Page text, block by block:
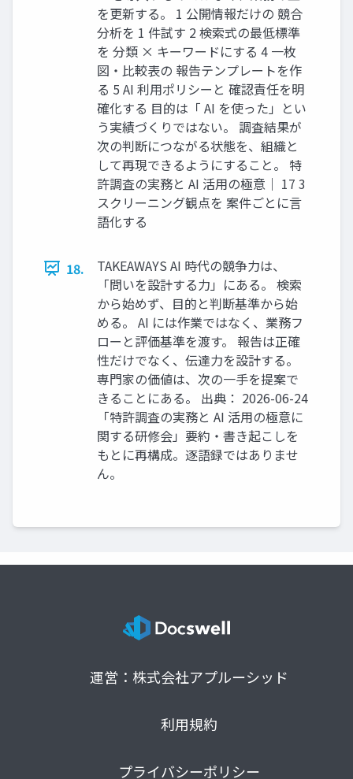
を更新する。 1 公開情報だけの 競合
分析を 1 件試す 2 検索式の最低標準
を 分類 × キーワードにする 4 一枚
図・比較表の 報告テンプレートを作
る 5 AI 利用ポリシーと 確認責任を明
確化する 目的は「 AI を使った」とい
う実績づくりではない。 調査結果が
次の判断につながる状態を、組織と
して再現できるようにすること。 特
許調査の実務と AI 活用の極意｜ 17 3
スクリーニング観点を 案件ごとに言
語化する
18.
TAKEAWAYS AI 時代の競争力は、
「問いを設計する力」にある。 検索
から始めず、目的と判断基準から始
める。 AI には作業ではなく、業務フ
ローと評価基準を渡す。 報告は正確
性だけでなく、伝達力を設計する。
専門家の価値は、次の一手を提案で
きることにある。 出典： 2026-06-24
「特許調査の実務と AI 活用の極意に
関する研修会」要約・書き起こしを
もとに再構成。逐語録ではありませ
ん。
運営：株式会社アプルーシッド
利用規約
プライバシーポリシー